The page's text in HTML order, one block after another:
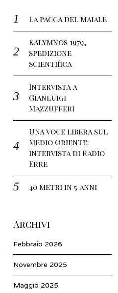
La pacca del maiale
Kalymnos 1979,
spedizione
scientifica
Intervista a
Gianluigi
Mazzufferi
Una voce libera sul
Medio Oriente:
intervista di Radio
Erre
40 metri in 5 anni
Archivi
Febbraio 2026
Novembre 2025
Maggio 2025